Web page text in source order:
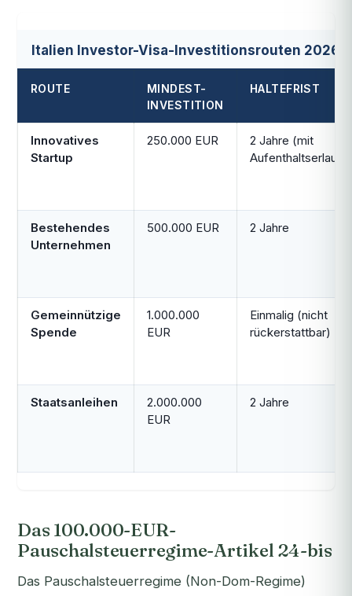
Italien Investor-Visa-Investitionsrouten 2026
ROUTE
MINDEST-
INVESTITION
HALTEFRIST
Innovatives
Startup
250.000 EUR
2 Jahre (mit
Bestehendes
Unternehmen
500.000 EUR 2 Jahre
Gemeinnützige
Spende
1.000.000
EUR
Einmalig (nicht
rückerstattbar)
Staatsanleihen
2.000.000
EUR
2 Jahre
Das 100.000-EUR-
Pauschalsteuerregime-Artikel 24-bis
Das Pauschalsteuerregime (Non-Dom-Regime)